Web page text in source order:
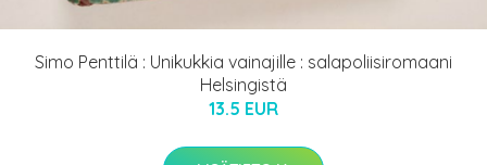
Simo Penttilä : Unikukkia vainajille : salapoliisiromaani
Helsingistä
13.5 EUR